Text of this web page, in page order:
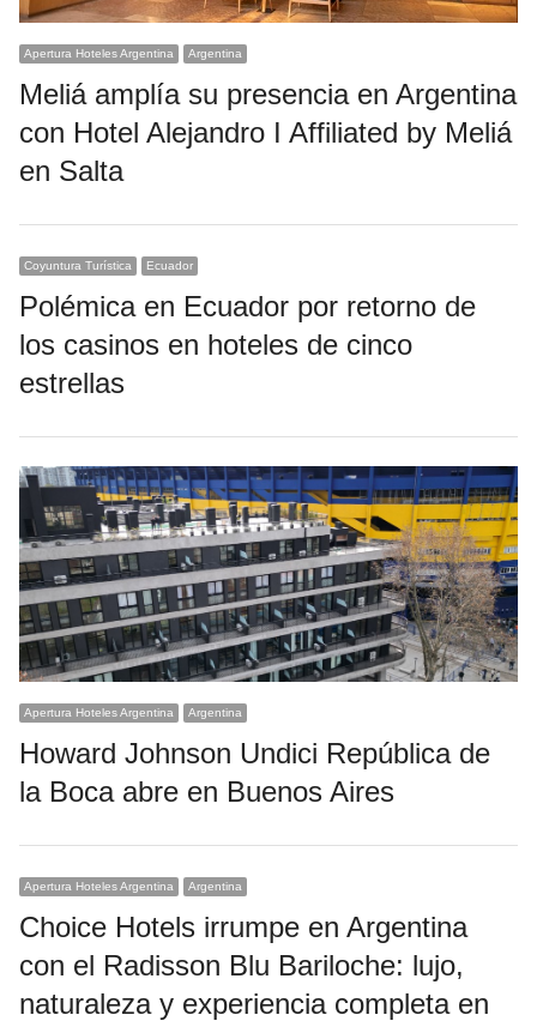
Apertura Hoteles Argentina Argentina
Meliá amplía su presencia en Argentina
con Hotel Alejandro I Affiliated by Meliá
en Salta
Coyuntura Turística Ecuador
Polémica en Ecuador por retorno de
los casinos en hoteles de cinco
estrellas
Apertura Hoteles Argentina Argentina
Howard Johnson Undici República de
la Boca abre en Buenos Aires
Apertura Hoteles Argentina Argentina
Choice Hotels irrumpe en Argentina
con el Radisson Blu Bariloche: lujo,
naturaleza y experiencia completa en